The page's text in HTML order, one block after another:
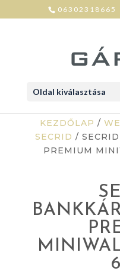
06302318665
Oldal kiválasztása
KEZDŐLAP /
SECRID /
PREMIUM